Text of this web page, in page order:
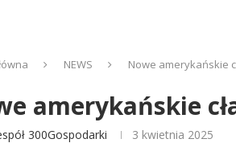
NEWS Nowe amerykańskie
amerykańskie
300Gospodarki 3 kwietnia 2025